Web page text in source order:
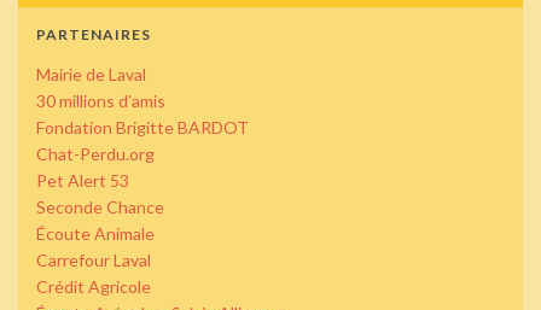
PARTENAIRES
Mairie de Laval
30 millions d’amis
Fondation Brigitte BARDOT
Chat-Perdu.org
Pet Alert 53
Seconde Chance
Écoute Animale
Carrefour Laval
Crédit Agricole